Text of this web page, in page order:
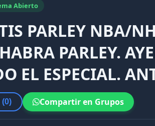
Abierto
PARLEY NBA/
PARLEY.
EL ESPECIAL.
(0) Compartir en Grupos